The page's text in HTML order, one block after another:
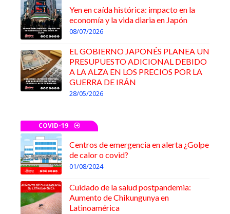
Yen en caída histórica: impacto en la
economía y la vida diaria en Japón
08/07/2026
EL GOBIERNO JAPONÉS PLANEA UN
PRESUPUESTO ADICIONAL DEBIDO
A LA ALZA EN LOS PRECIOS POR LA
GUERRA DE IRÁN
28/05/2026
COVID-19
Centros de emergencia en alerta ¿Golpe
de calor o covid?
01/08/2024
Cuidado de la salud postpandemia:
Aumento de Chikungunya en
Latinoamérica